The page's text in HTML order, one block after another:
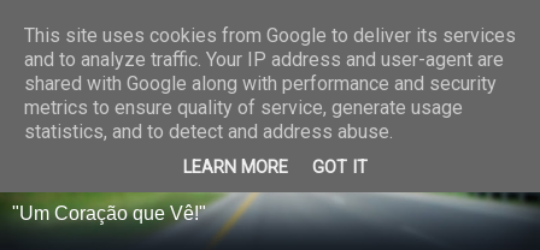
CENTRO PAROQUIAL E
SOCIAL DO SALVADOR
DE BEJA
"Um Coração que Vê!"
This site uses cookies from Google to deliver its services
and to analyze traffic. Your IP address and user-agent are
shared with Google along with performance and security
metrics to ensure quality of service, generate usage
statistics, and to detect and address abuse.
LEARN MORE GOT IT